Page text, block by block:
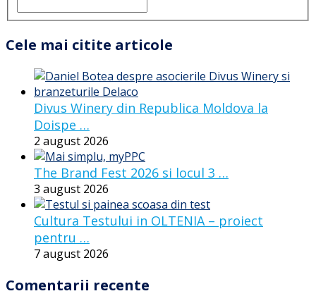
Cele mai citite articole
Divus Winery din Republica Moldova la
Doispe …
2 august 2026
The Brand Fest 2026 si locul 3 …
3 august 2026
Cultura Testului in OLTENIA – proiect
pentru …
7 august 2026
Comentarii recente